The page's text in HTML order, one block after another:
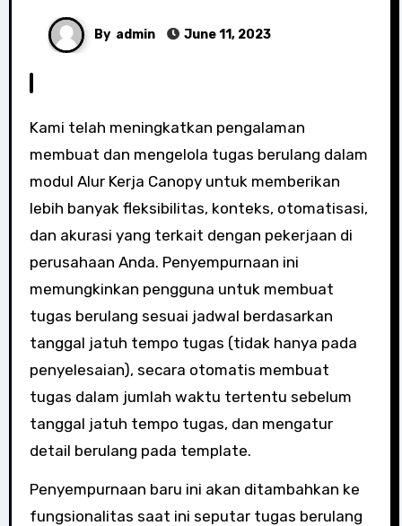
By admin June 11, 2023
Kami telah meningkatkan pengalaman
membuat dan mengelola tugas berulang dalam
modul Alur Kerja Canopy untuk memberikan
lebih banyak fleksibilitas, konteks, otomatisasi,
dan akurasi yang terkait dengan pekerjaan di
perusahaan Anda. Penyempurnaan ini
memungkinkan pengguna untuk membuat
tugas berulang sesuai jadwal berdasarkan
tanggal jatuh tempo tugas (tidak hanya pada
penyelesaian), secara otomatis membuat
tugas dalam jumlah waktu tertentu sebelum
tanggal jatuh tempo tugas, dan mengatur
detail berulang pada template.
Penyempurnaan baru ini akan ditambahkan ke
fungsionalitas saat ini seputar tugas berulang